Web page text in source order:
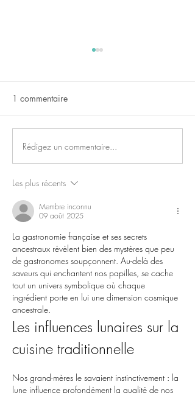
Les Actus du mois de juillet
1 commentaire
Rédigez un commentaire...
Les plus récents
Membre inconnu
09 août 2025
La gastronomie française et ses secrets
ancestraux révèlent bien des mystères que peu
de gastronomes soupçonnent. Au-delà des
saveurs qui enchantent nos papilles, se cache
tout un univers symbolique où chaque
ingrédient porte en lui une dimension cosmique
ancestrale.
Les influences lunaires sur la
cuisine traditionnelle
Nos grand-mères le savaient instinctivement : la
lune influence profondément la qualité de nos